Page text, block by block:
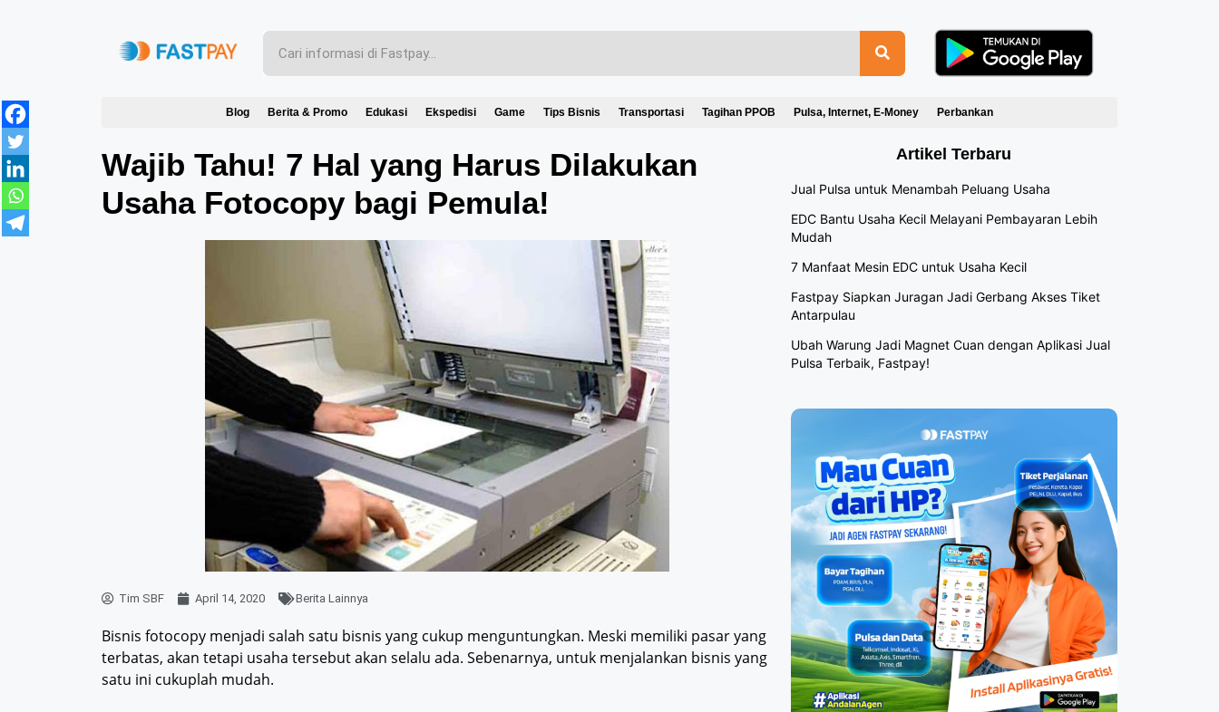
Blog Berita & Promo Edukasi Ekspedisi Game Tips Bisnis Transportasi Tagihan PPOB Pulsa, Internet, E-Money Perbankan
Wajib Tahu! 7 Hal yang Harus Dilakukan
Usaha Fotocopy bagi Pemula!
Tim SBF April 14, 2020 Berita Lainnya
Bisnis fotocopy menjadi salah satu bisnis yang cukup menguntungkan. Meski memiliki pasar yang
terbatas, akan tetapi usaha tersebut akan selalu ada. Sebenarnya, untuk menjalankan bisnis yang
satu ini cukuplah mudah.
Artikel Terbaru
Jual Pulsa untuk Menambah Peluang Usaha
EDC Bantu Usaha Kecil Melayani Pembayaran Lebih
Mudah
7 Manfaat Mesin EDC untuk Usaha Kecil
Fastpay Siapkan Juragan Jadi Gerbang Akses Tiket
Antarpulau
Ubah Warung Jadi Magnet Cuan dengan Aplikasi Jual
Pulsa Terbaik, Fastpay!